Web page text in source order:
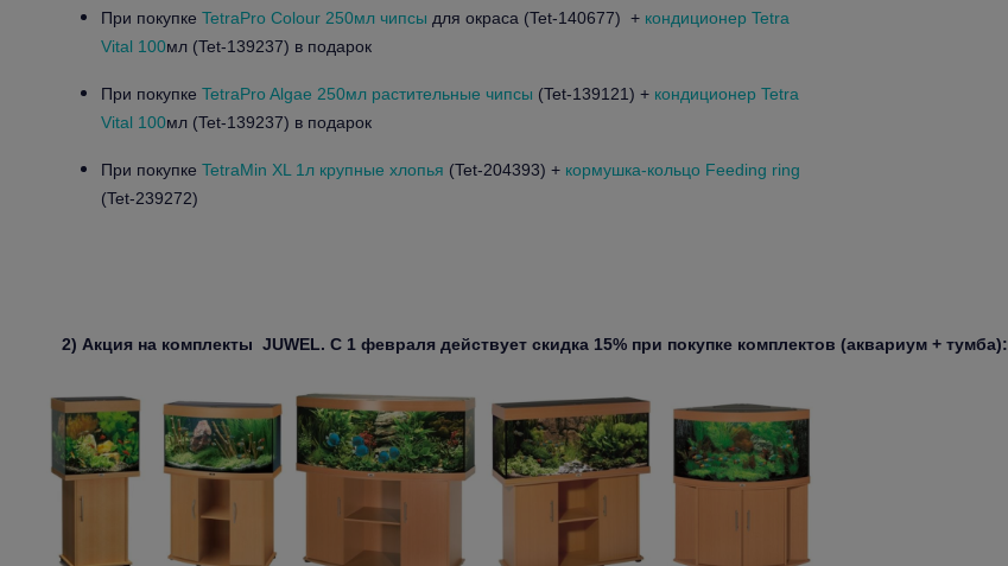
При покупке TetraPro Colour 250мл чипсы для окраса (Tet-140677) + кондиционер Tetra
Vital 100мл (Tet-139237) в подарок
При покупке TetraPro Algae 250мл растительные чипсы (Tet-139121) + кондиционер Tetra
Vital 100мл (Tet-139237) в подарок
При покупке TetraMin XL 1л крупные хлопья (Tet-204393) + кормушка-кольцо Feeding ring
(Tet-239272)
2) Акция на комплекты JUWEL. С 1 февраля действует скидка 15% при покупке комплектов (аквариум + тумба):